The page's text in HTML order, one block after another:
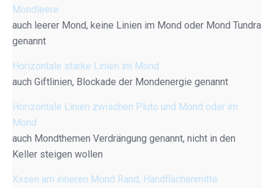
Mondleere
auch leerer Mond, keine Linien im Mond oder Mond Tundra
genannt
Horizontale starke Linien im Mond
auch Giftlinien, Blockade der Mondenergie genannt
Horizontale Linien zwischen Pluto und Mond oder im
Mond
auch Mondthemen Verdrängung genannt, nicht in den
Keller steigen wollen
Xxsen am inneren Mond Rand, Handflächenmitte